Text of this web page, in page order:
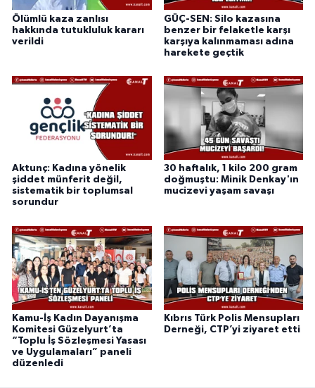
Ölümlü kaza zanlısı
hakkında tutukluluk kararı
verildi
GÜÇ-SEN: Silo kazasına
benzer bir felaketle karşı
karşıya kalınmaması adına
harekete geçtik
Aktunç: Kadına yönelik
şiddet münferit değil,
sistematik bir toplumsal
sorundur
30 haftalık, 1 kilo 200 gram
doğmuştu: Minik Denkay'ın
mucizevi yaşam savaşı
Kamu-İş Kadın Dayanışma
Komitesi Güzelyurt’ta
“Toplu İş Sözleşmesi Yasası
ve Uygulamaları” paneli
düzenledi
Kıbrıs Türk Polis Mensupları
Derneği, CTP’yi ziyaret etti